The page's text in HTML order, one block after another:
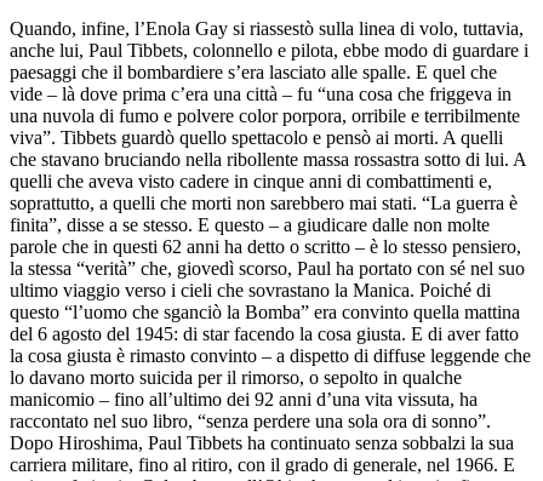
Quando, infine, l’Enola Gay si riassestò sulla linea di volo, tuttavia,
anche lui, Paul Tibbets, colonnello e pilota, ebbe modo di guardare i
paesaggi che il bombardiere s’era lasciato alle spalle. E quel che
vide – là dove prima c’era una città – fu “una cosa che friggeva in
una nuvola di fumo e polvere color porpora, orribile e terribilmente
viva”. Tibbets guardò quello spettacolo e pensò ai morti. A quelli
che stavano bruciando nella ribollente massa rossastra sotto di lui. A
quelli che aveva visto cadere in cinque anni di combattimenti e,
soprattutto, a quelli che morti non sarebbero mai stati. “La guerra è
finita”, disse a se stesso. E questo – a giudicare dalle non molte
parole che in questi 62 anni ha detto o scritto – è lo stesso pensiero,
la stessa “verità” che, giovedì scorso, Paul ha portato con sé nel suo
ultimo viaggio verso i cieli che sovrastano la Manica. Poiché di
questo “l’uomo che sganciò la Bomba” era convinto quella mattina
del 6 agosto del 1945: di star facendo la cosa giusta. E di aver fatto
la cosa giusta è rimasto convinto – a dispetto di diffuse leggende che
lo davano morto suicida per il rimorso, o sepolto in qualche
manicomio – fino all’ultimo dei 92 anni d’una vita vissuta, ha
raccontato nel suo libro, “senza perdere una sola ora di sonno”.
Dopo Hiroshima, Paul Tibbets ha continuato senza sobbalzi la sua
carriera militare, fino al ritiro, con il grado di generale, nel 1966. E